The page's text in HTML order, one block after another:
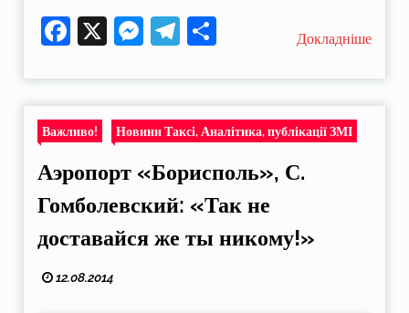
Facebook
X Messenger
Telegram
Поділитися
Докладніше
Важливо! Новини Таксі, Аналітика, публікації ЗМІ
Аэропорт «Борисполь», С.
Гомболевский: «Так не
доставайся же ты никому!»
12.08.2014